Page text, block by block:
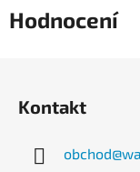
Hodnocení
Kontakt
obchod@